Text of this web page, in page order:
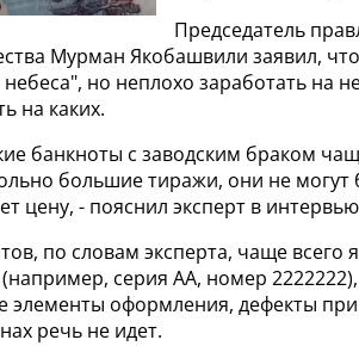
Председатель
Мурман Якобашвили заявил,
но неплохо заработать на
на каких.
банкноты с заводским браком
большие тиражи, они не могут
цену, - пояснил эксперт в
по словам эксперта, чаще всего
серия АА, номер
элементы оформления, дефекты
речь не идет.